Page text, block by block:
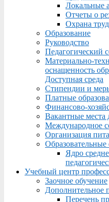
Локальные
Отчеты о
Охрана
Образование
Руководство
Педагогический
Материально-
оснащенность
Доступная среда
Стипендии и
Платные
Финансово-
Вакантные места
Международное
Организация
Образовательные
Ядро
Учебный центр
Заочное обучение
Дополнительное
Перечень